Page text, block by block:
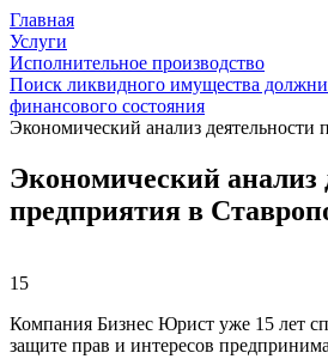
Главная
Услуги
Исполнительное производство
Поиск ликвидного имущества
финансового состояния
Экономический анализ деятельности
Экономический анализ
предприятия в
15
Компания Бизнес Юрист уже 15 лет
защите прав и интересов